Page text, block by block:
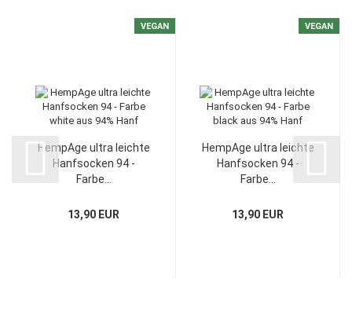
VEGAN
HempAge ultra leichte
Hanfsocken 94 -
Farbe...
13,90 EUR
VEGAN
HempAge ultra leichte
Hanfsocken 94 -
Farbe...
13,90 EUR